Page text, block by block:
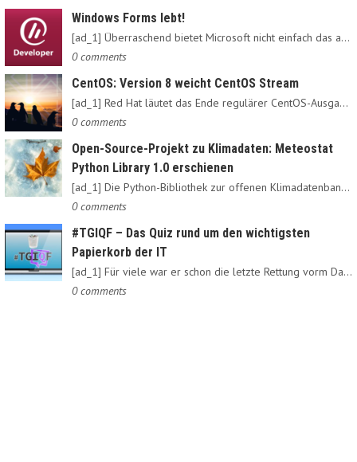
Windows Forms lebt!
[ad_1] Überraschend bietet Microsoft nicht einfach das alte…
0 comments
CentOS: Version 8 weicht CentOS Stream
[ad_1] Red Hat läutet das Ende regulärer CentOS-Ausgaben ein:…
0 comments
Open-Source-Projekt zu Klimadaten: Meteostat
Python Library 1.0 erschienen
[ad_1] Die Python-Bibliothek zur offenen Klimadatenbank Meteostat…
0 comments
#TGIQF – Das Quiz rund um den wichtigsten
Papierkorb der IT
[ad_1] Für viele war er schon die letzte Rettung vorm Daten-Nirvana:…
0 comments